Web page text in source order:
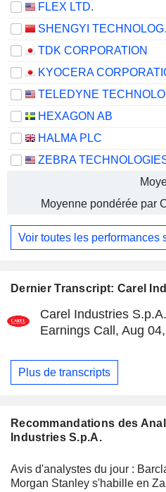
Dernier Transcript: Carel
Carel Industries
Earnings Call, Aug
Plus de transcripts
Recommandations des
Industries S.p.A.
Avis d'analystes du jour :
Morgan Stanley s'habille en
FLEX LTD.
TDK CORPORATION
KYOCERA
HEXAGON AB
HALMA PLC
Moyenne pondérée par
Voir toutes les performances